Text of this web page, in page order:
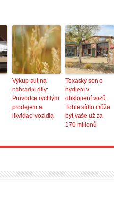
Výkup aut na
náhradní díly:
Průvodce rychlým
prodejem a
likvidací vozidla
Texaský sen o
bydlení v
obklopení vozů.
Tohle sídlo může
být vaše už za
170 milionů